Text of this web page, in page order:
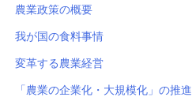
農業政策の概要
我が国の食料事情
変革する農業経営
「農業の企業化・大規模化」の推進